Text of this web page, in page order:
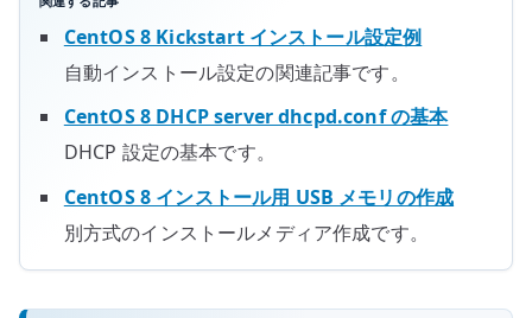
CentOS 8 Kickstart インストール設定例
自動インストール設定の関連記事です。
CentOS 8 DHCP server dhcpd.conf の基本
DHCP 設定の基本です。
CentOS 8 インストール用 USB メモリの作成
別方式のインストールメディア作成です。